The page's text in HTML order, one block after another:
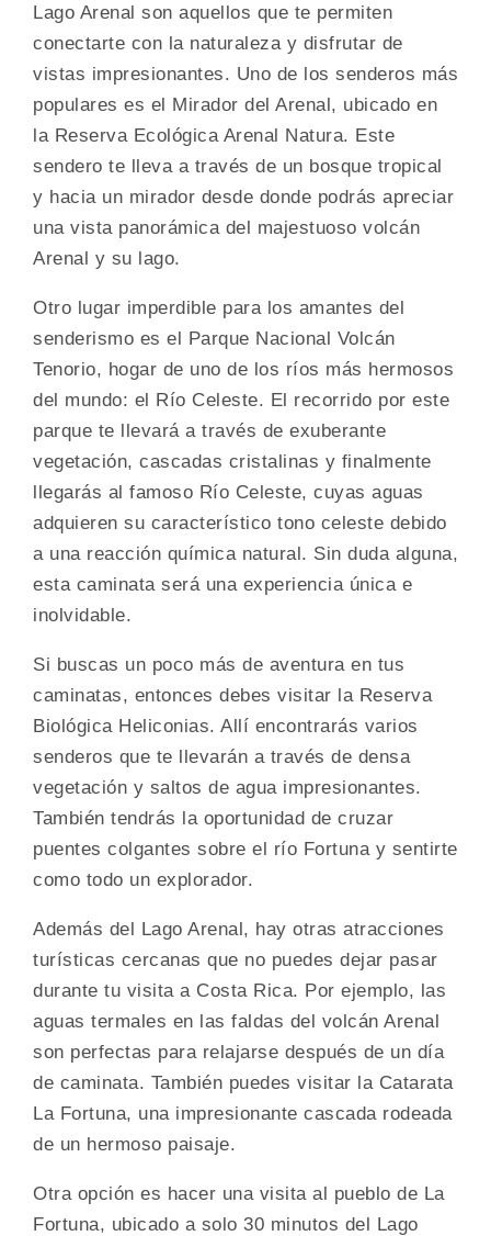
Lago Arenal son aquellos que te permiten
conectarte con la naturaleza y disfrutar de
vistas impresionantes. Uno de los senderos más
populares es el Mirador del Arenal, ubicado en
la Reserva Ecológica Arenal Natura. Este
sendero te lleva a través de un bosque tropical
y hacia un mirador desde donde podrás apreciar
una vista panorámica del majestuoso volcán
Arenal y su lago.
Otro lugar imperdible para los amantes del
senderismo es el Parque Nacional Volcán
Tenorio, hogar de uno de los ríos más hermosos
del mundo: el Río Celeste. El recorrido por este
parque te llevará a través de exuberante
vegetación, cascadas cristalinas y finalmente
llegarás al famoso Río Celeste, cuyas aguas
adquieren su característico tono celeste debido
a una reacción química natural. Sin duda alguna,
esta caminata será una experiencia única e
inolvidable.
Si buscas un poco más de aventura en tus
caminatas, entonces debes visitar la Reserva
Biológica Heliconias. Allí encontrarás varios
senderos que te llevarán a través de densa
vegetación y saltos de agua impresionantes.
También tendrás la oportunidad de cruzar
puentes colgantes sobre el río Fortuna y sentirte
como todo un explorador.
Además del Lago Arenal, hay otras atracciones
turísticas cercanas que no puedes dejar pasar
durante tu visita a Costa Rica. Por ejemplo, las
aguas termales en las faldas del volcán Arenal
son perfectas para relajarse después de un día
de caminata. También puedes visitar la Catarata
La Fortuna, una impresionante cascada rodeada
de un hermoso paisaje.
Otra opción es hacer una visita al pueblo de La
Fortuna, ubicado a solo 30 minutos del Lago